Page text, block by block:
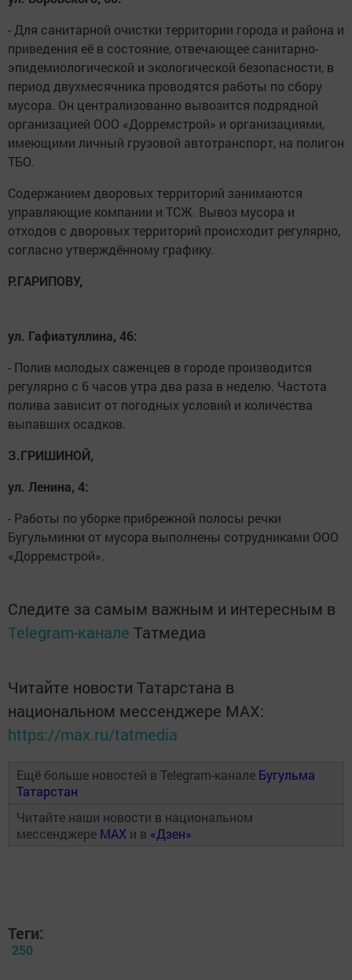
- Для санитарной очистки территории города и района и
приведения её в состояние, отвечающее санитарно-
эпидемиологической и экологической безопасности, в
период двухмесячника проводятся работы по сбору
мусора. Он централизованно вывозится подрядной
организацией ООО «Дорремстрой» и организациями,
имеющими личный грузовой автотранспорт, на полигон
ТБО.
Содержанием дворовых территорий занимаются
управляющие компании и ТСЖ. Вывоз мусора и
отходов с дворовых территорий происходит регулярно,
согласно утверждённому графику.
Р.ГАРИПОВУ,
ул. Гафиатуллина, 46:
- Полив молодых саженцев в городе производится
регулярно с 6 часов утра два раза в неделю. Частота
полива зависит от погодных условий и количества
выпавших осадков.
З.ГРИШИНОЙ,
ул. Ленина, 4:
- Работы по уборке прибрежной полосы речки
Бугульминки от мусора выполнены сотрудниками ООО
«Дорремстрой».
Следите за самым важным и интересным в
Telegram-канале Татмедиа
Читайте новости Татарстана в
национальном мессенджере MАХ:
https://max.ru/tatmedia
Ещё больше новостей в Telegram-канале Бугульма
Татарстан
Читайте наши новости в национальном
мессенджере MAX и в «Дзен»
Теги:
250